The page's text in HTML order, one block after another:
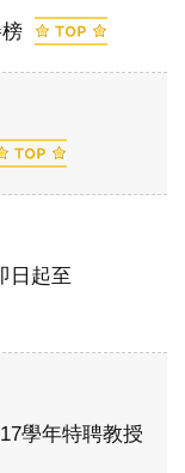
日起至
學年特聘教授